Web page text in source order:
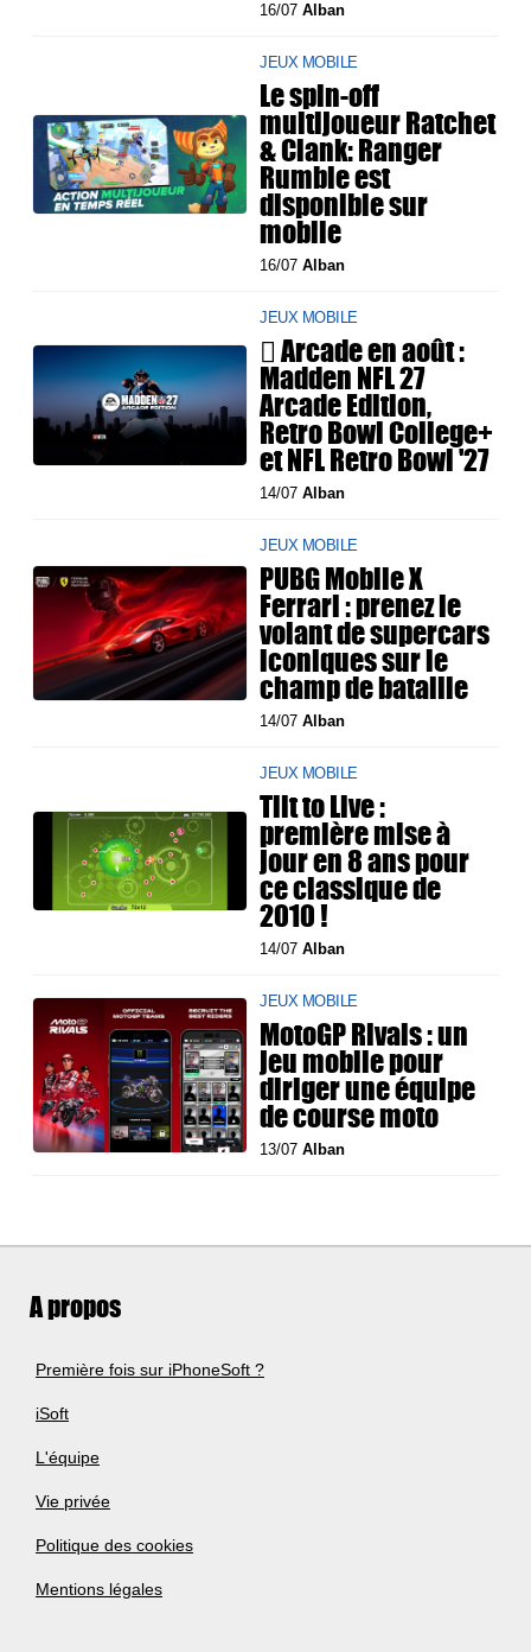
16/07Alban
JEUX MOBILE
Le spin-off
multijoueur Ratchet
& Clank: Ranger
Rumble est
disponible sur
mobile
16/07Alban
JEUX MOBILE
 Arcade en août :
Madden NFL 27
Arcade Edition,
Retro Bowl College+
et NFL Retro Bowl '27
14/07Alban
JEUX MOBILE
PUBG Mobile X
Ferrari : prenez le
volant de supercars
iconiques sur le
champ de bataille
14/07Alban
JEUX MOBILE
Tilt to Live :
première mise à
jour en 8 ans pour
ce classique de
2010 !
14/07Alban
JEUX MOBILE
MotoGP Rivals : un
jeu mobile pour
diriger une équipe
de course moto
13/07Alban
A propos
Première fois sur iPhoneSoft ?
iSoft
L'équipe
Vie privée
Politique des cookies
Mentions légales